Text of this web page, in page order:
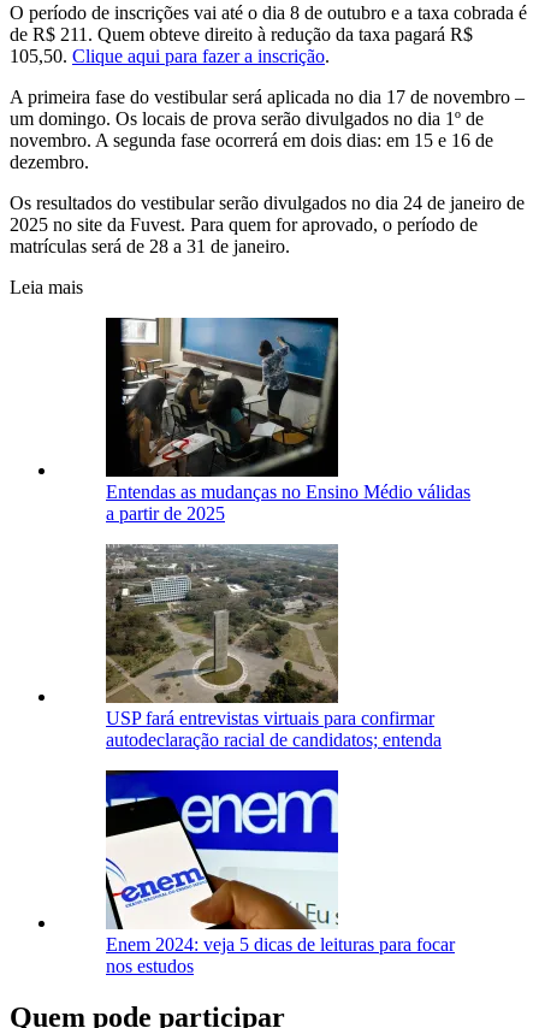
O período de inscrições vai até o dia 8 de outubro e a taxa cobrada é
de R$ 211. Quem obteve direito à redução da taxa pagará R$
105,50. Clique aqui para fazer a inscrição.
A primeira fase do vestibular será aplicada no dia 17 de novembro –
um domingo. Os locais de prova serão divulgados no dia 1º de
novembro. A segunda fase ocorrerá em dois dias: em 15 e 16 de
dezembro.
Os resultados do vestibular serão divulgados no dia 24 de janeiro de
2025 no site da Fuvest. Para quem for aprovado, o período de
matrículas será de 28 a 31 de janeiro.
Leia mais
Entendas as mudanças no Ensino Médio válidas
a partir de 2025
USP fará entrevistas virtuais para confirmar
autodeclaração racial de candidatos; entenda
Enem 2024: veja 5 dicas de leituras para focar
nos estudos
Quem pode participar